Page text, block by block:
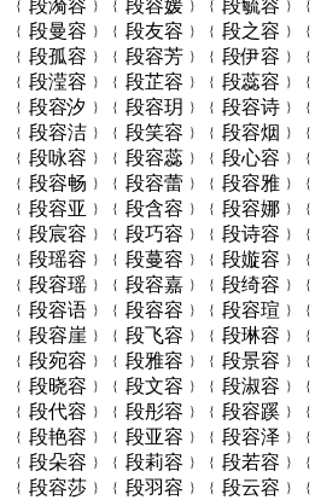
﹛段漪容﹜﹛段容媛﹜﹛段毓容
﹛段曼容﹜﹛段友容﹜﹛段之容
﹛段孤容﹜﹛段容芳﹜﹛段伊容
﹛段滢容﹜﹛段芷容﹜﹛段蕊容
﹛段容汐﹜﹛段容玥﹜﹛段容诗
﹛段容洁﹜﹛段笑容﹜﹛段容烟
﹛段咏容﹜﹛段容蕊﹜﹛段心容
﹛段容畅﹜﹛段容蕾﹜﹛段容雅
﹛段容亚﹜﹛段含容﹜﹛段容娜
﹛段宸容﹜﹛段巧容﹜﹛段诗容
﹛段瑶容﹜﹛段蔓容﹜﹛段嫙容
﹛段容瑶﹜﹛段容嘉﹜﹛段绮容
﹛段容语﹜﹛段容容﹜﹛段容瑄
﹛段容崖﹜﹛段飞容﹜﹛段琳容
﹛段宛容﹜﹛段雅容﹜﹛段景容
﹛段晓容﹜﹛段文容﹜﹛段淑容
﹛段代容﹜﹛段彤容﹜﹛段容蹊
﹛段艳容﹜﹛段亚容﹜﹛段容泽
﹛段朵容﹜﹛段莉容﹜﹛段若容
﹛段容莎﹜﹛段羽容﹜﹛段云容